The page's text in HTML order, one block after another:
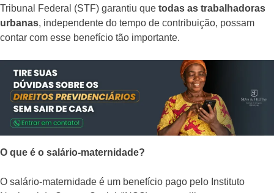
Tribunal Federal (STF) garantiu que todas as trabalhadoras
urbanas, independente do tempo de contribuição, possam
contar com esse benefício tão importante.
O que é o salário-maternidade?
O salário-maternidade é um benefício pago pelo Instituto